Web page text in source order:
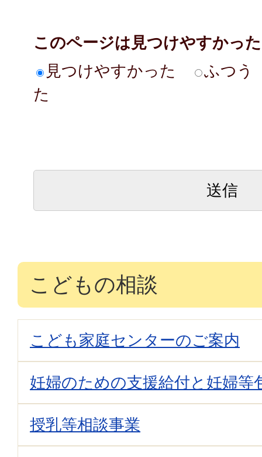
このページは見つけやすかっ
見つけやすかった
ふつう
た
こどもの相談
こども家庭センターのご案内
妊婦のための支援給付と妊婦等
授乳等相談事業